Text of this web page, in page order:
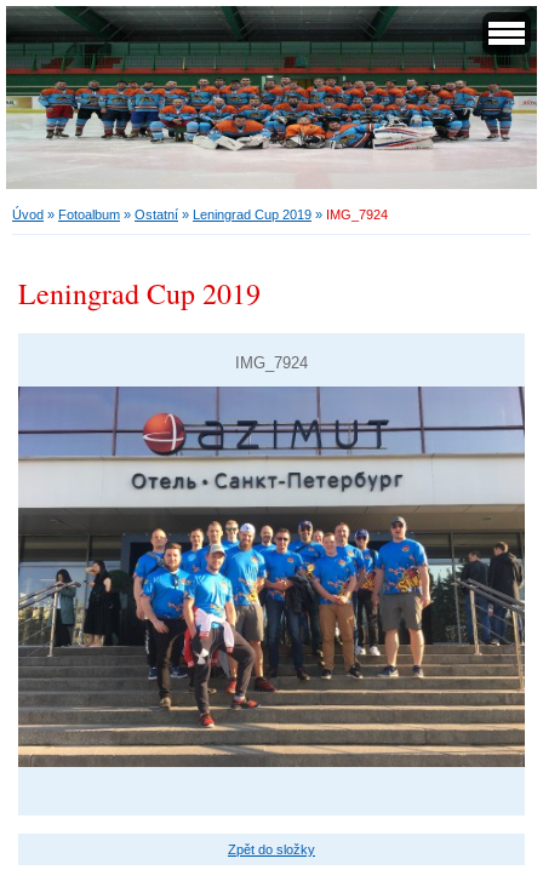
Úvod » Fotoalbum » Ostatní » Leningrad Cup 2019 » IMG_7924
Leningrad Cup 2019
IMG_7924
Zpět do složky